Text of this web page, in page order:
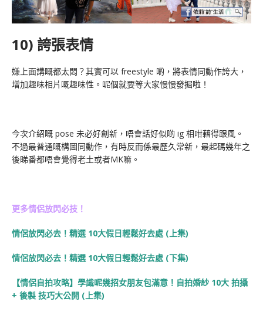
10) 誇張表情
嫌上面講嘅都太悶？其實可以 freestyle 啲，將表情同動作誇大，
增加趣味相片嘅趣味性。呢個就要等大家慢慢發掘啦！
今次介紹嘅 pose 未必好創新，唔會話好似啲 ig 相咁藉得跟風。
不過最普通嘅構圖同動作，有時反而係最歷久常新，最起碼幾年之
後睇番都唔會覺得老土或者MK嘛。
更多情侶放閃必技！
情侶放閃必去！精選 10大假日輕鬆好去處 (上集)
情侶放閃必去！精選 10大假日輕鬆好去處 (下集)
【情侶自拍攻略】學識呢幾招女朋友包滿意！自拍婚紗 10大 拍攝
+ 後製 技巧大公開 (上集)